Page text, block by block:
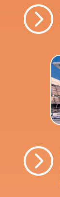
=
=